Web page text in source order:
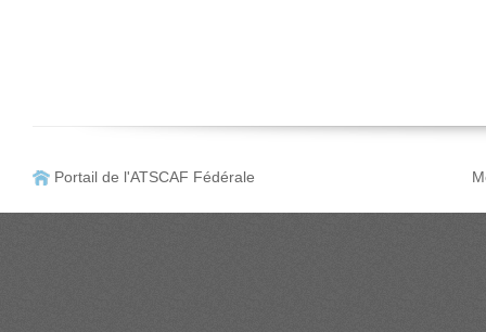
Portail de l'ATSCAF Fédérale